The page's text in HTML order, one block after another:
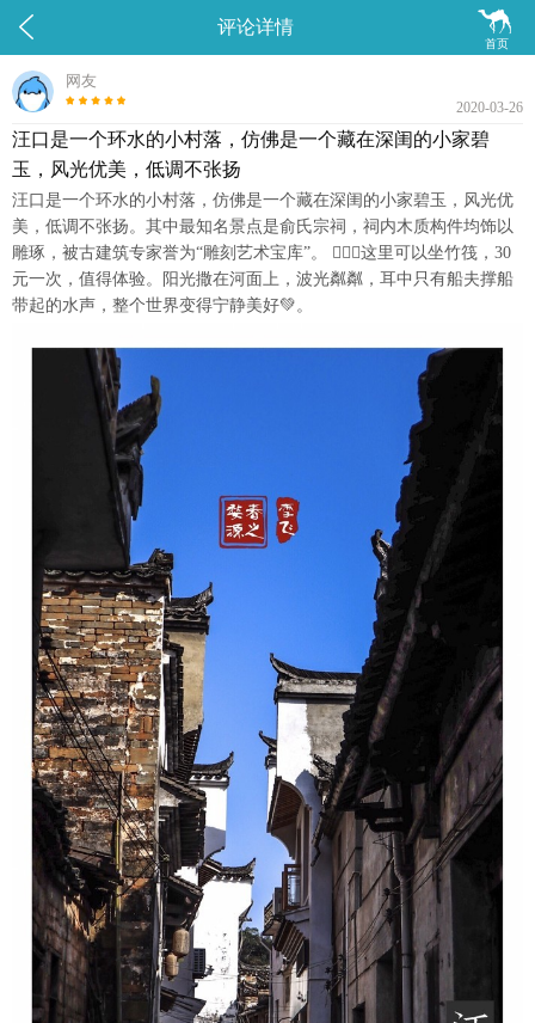
 
首页
评论详情
网友
2020-03-26
汪口是一个环水的小村落，仿佛是一个藏在深闺的小家碧
玉，风光优美，低调不张扬
汪口是一个环水的小村落，仿佛是一个藏在深闺的小家碧玉，风光优
美，低调不张扬。其中最知名景点是俞氏宗祠，祠内木质构件均饰以
雕琢，被古建筑专家誉为“雕刻艺术宝库”。 💁🏻‍♀️这里可以坐竹筏，30
元一次，值得体验。阳光撒在河面上，波光粼粼，耳中只有船夫撑船
带起的水声，整个世界变得宁静美好💚。